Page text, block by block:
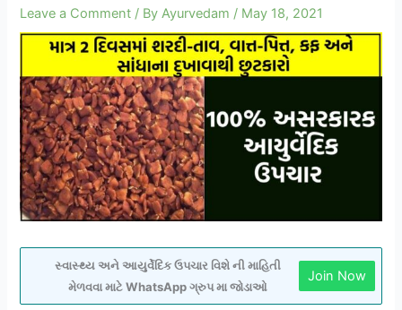
Leave a Comment / ByAyurvedam / May 18, 2021
સ્વાસ્થ્ય અને આયુર્વેદિક ઉપચાર વિશે ની માહિતી
મેળવવા માટે WhatsApp ગ્રુપ મા જોડાઓ
Join Now